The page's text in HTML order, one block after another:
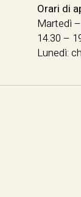
Orari di
Martedì
14.30 –
Lunedì: